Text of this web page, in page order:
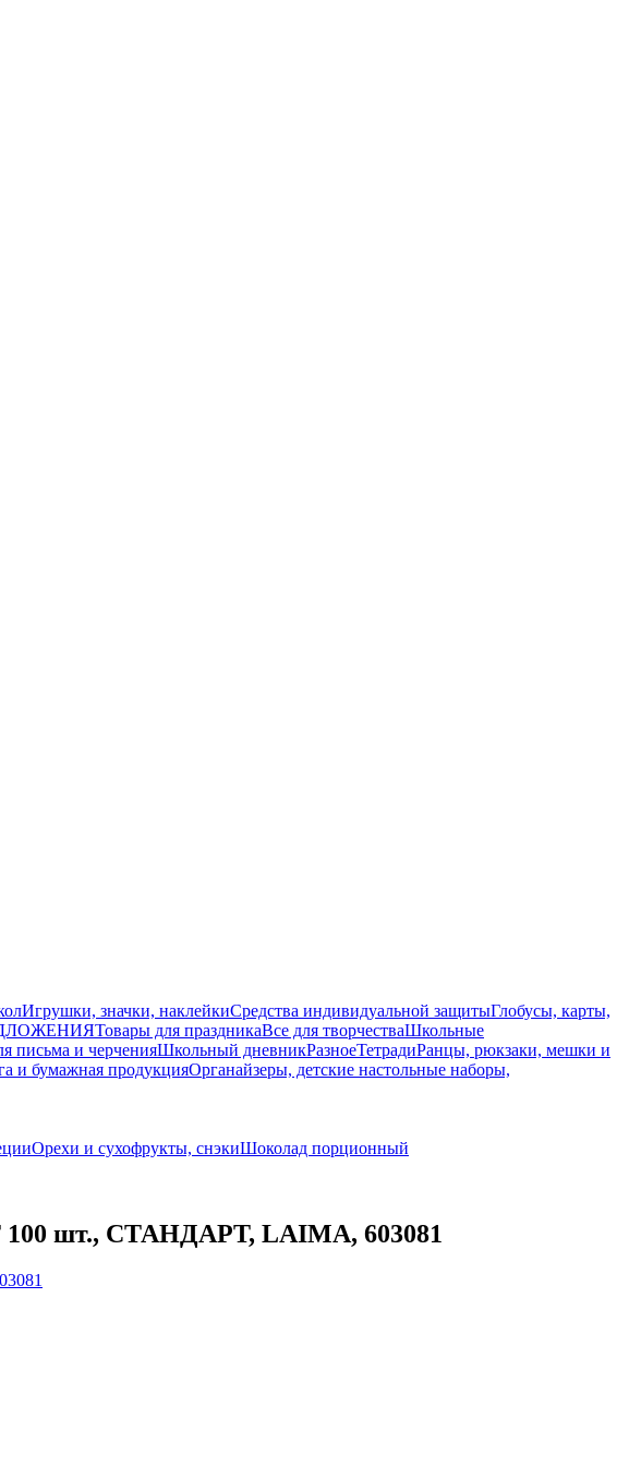
Игрушки, значки, наклейкиСредства индивидуальной защитыГлобусы, карты,
Товары для праздникаВсе для творчестваШкольные
письма и черченияШкольный дневникРазноеТетрадиРанцы, рюкзаки, мешки и
и бумажная продукцияОрганайзеры, детские настольные наборы,
Орехи и сухофрукты, снэкиШоколад порционный
100 шт., СТАНДАРТ, LAIMA, 603081